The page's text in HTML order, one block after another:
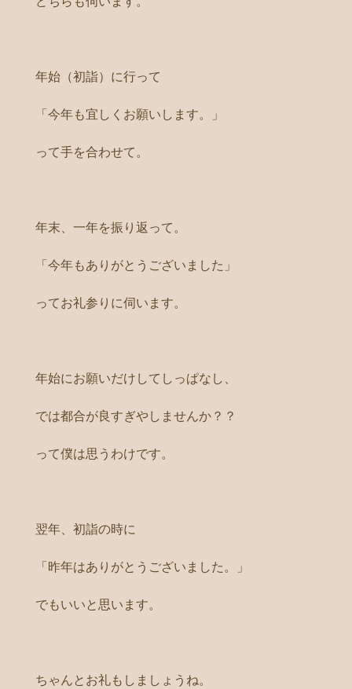
年始（初詣）に行って
「今年も宜しくお願いします。」
って手を合わせて。
年末、一年を振り返って。
「今年もありがとうございました」
ってお礼参りに伺います。
年始にお願いだけしてしっぱなし、
では都合が良すぎやしませんか？？
って僕は思うわけです。
翌年、初詣の時に
「昨年はありがとうございました。」
でもいいと思います。
ちゃんとお礼もしましょうね。